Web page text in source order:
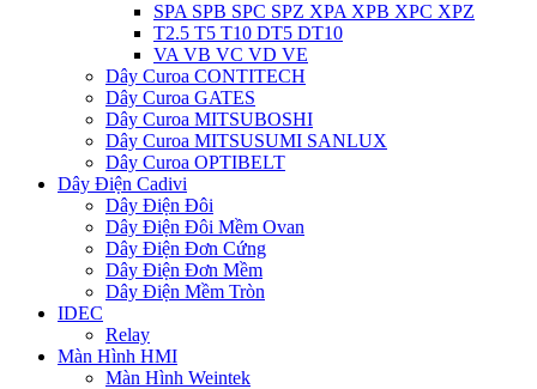
SPA SPB SPC SPZ XPA XPB XPC XPZ
T2.5 T5 T10 DT5 DT10
VA VB VC VD VE
Dây Curoa CONTITECH
Dây Curoa GATES
Dây Curoa MITSUBOSHI
Dây Curoa MITSUSUMI SANLUX
Dây Curoa OPTIBELT
Dây Điện Cadivi
Dây Điện Đôi
Dây Điện Đôi Mềm Ovan
Dây Điện Đơn Cứng
Dây Điện Đơn Mềm
Dây Điện Mềm Tròn
IDEC
Relay
Màn Hình HMI
Màn Hình Weintek